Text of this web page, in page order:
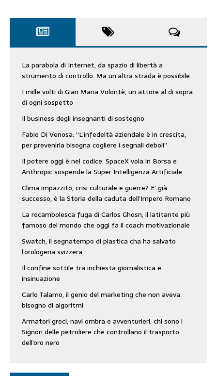
La parabola di Internet, da spazio di libertà a
strumento di controllo. Ma un’altra strada è possibile
I mille volti di Gian Maria Volontè, un attore al di sopra
di ogni sospetto
Il business degli insegnanti di sostegno
Fabio Di Venosa: “L’infedeltà aziendale è in crescita,
per prevenirla bisogna cogliere i segnali deboli”
Il potere oggi è nel codice: SpaceX vola in Borsa e
Anthropic sospende la Super Intelligenza Artificiale
Clima impazzito, crisi culturale e guerre? E’ già
successo, è la Storia della caduta dell’Impero Romano
La rocambolesca fuga di Carlos Ghosn, il latitante più
famoso del mondo che oggi fa il coach motivazionale
Swatch, il segnatempo di plastica cha ha salvato
l’orologeria svizzera
Il confine sottile tra inchiesta giornalistica e
insinuazione
Carlo Talamo, il genio del marketing che non aveva
bisogno di algoritmi
Armatori greci, navi ombra e avventurieri: chi sono i
Signori delle petroliere che controllano il trasporto
dell’oro nero